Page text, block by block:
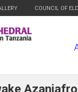
COUNCIL OF